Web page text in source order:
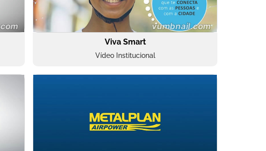
Viva Smart
Vídeo Institucional